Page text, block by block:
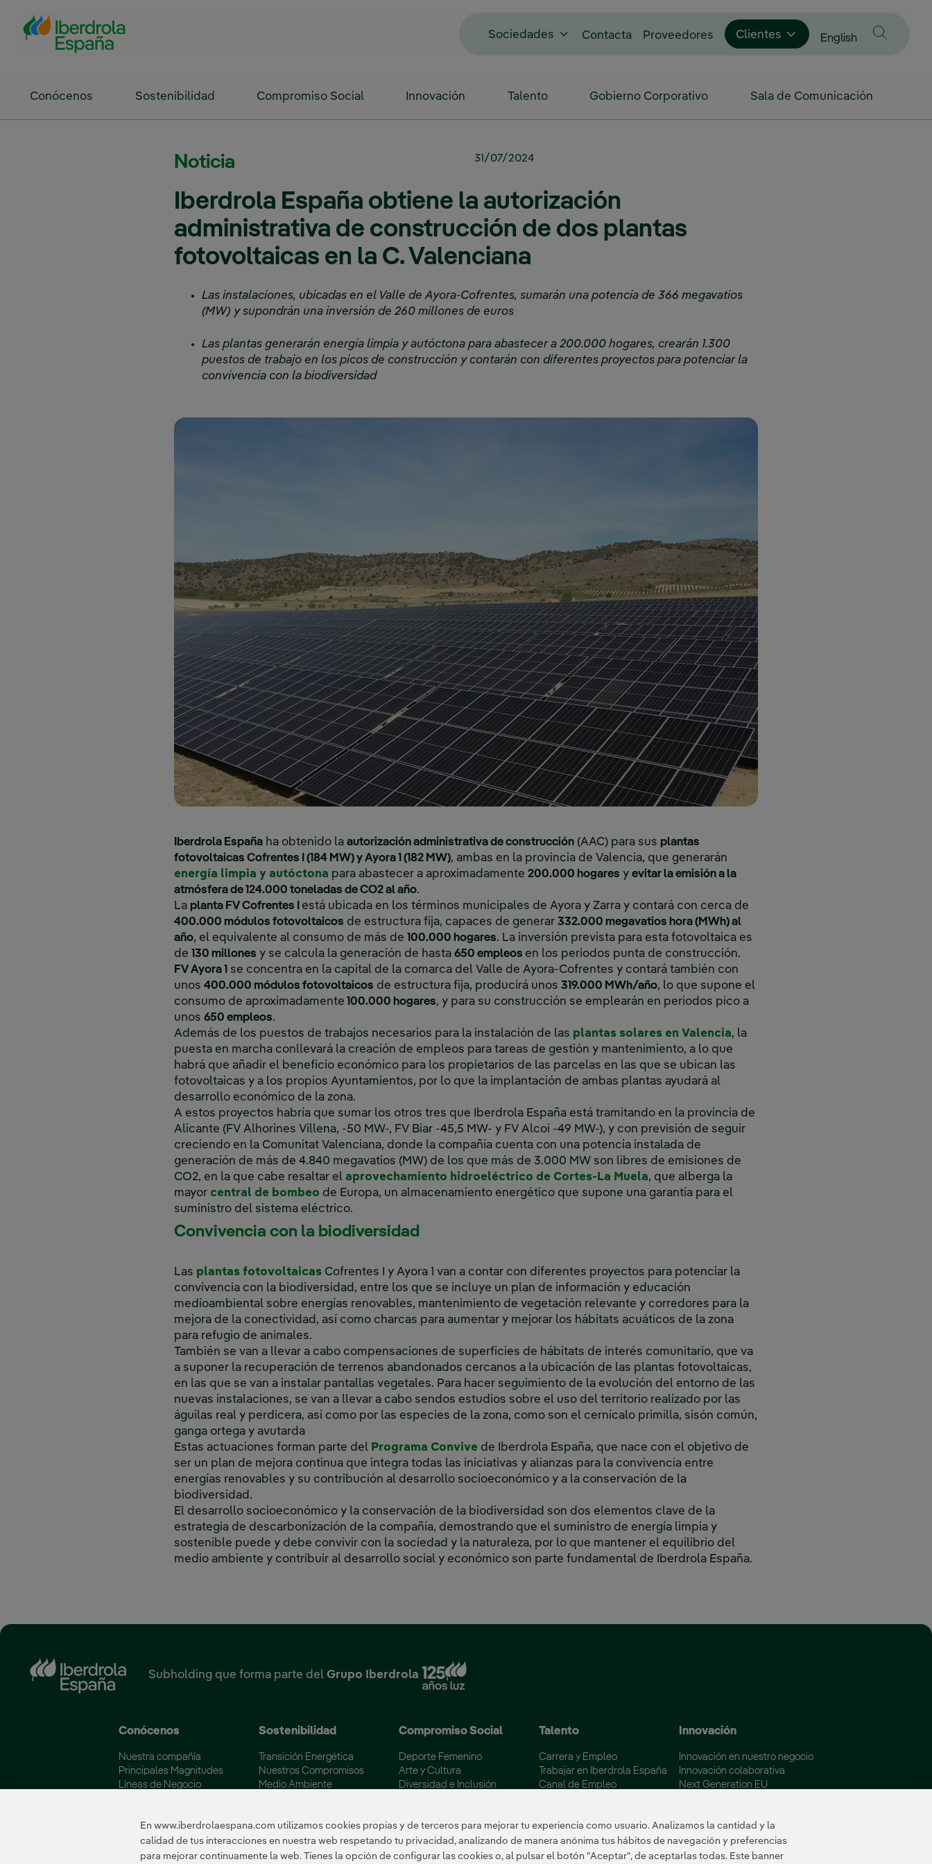
Saltar al contenido principal
Sociedades Contacta ProveedoresEnlace externo, se abre en ventana
Clientes Cambiar idioma a
English
Conócenos Sostenibilidad Compromiso Social Innovación Talento Gobierno Corporativo Sala de Comunicación
Noticia 31/07/2024
Iberdrola España obtiene la autorización
administrativa de construcción de dos plantas
fotovoltaicas en la C. Valenciana
Las instalaciones, ubicadas en el Valle de Ayora-Cofrentes, sumarán una potencia de 366 megavatios
(MW) y supondrán una inversión de 260 millones de euros
Las plantas generarán energía limpia y autóctona para abastecer a 200.000 hogares, crearán 1.300
puestos de trabajo en los picos de construcción y contarán con diferentes proyectos para potenciar la
convivencia con la biodiversidad
Iberdrola España ha obtenido la autorización administrativa de construcción (AAC) para sus plantas
fotovoltaicas Cofrentes I (184 MW) y Ayora 1 (182 MW), ambas en la provincia de Valencia, que generarán
energía limpia y autóctona Enlace externo, se abre en ventana nueva.
para abastecer a aproximadamente 200.000 hogares y evitar la emisión a la
atmósfera de 124.000 toneladas de CO2 al año.
La planta FV Cofrentes I está ubicada en los términos municipales de Ayora y Zarra y contará con cerca de
400.000 módulos fotovoltaicos de estructura fija, capaces de generar 332.000 megavatios hora (MWh) al
año, el equivalente al consumo de más de 100.000 hogares. La inversión prevista para esta fotovoltaica es
de 130 millones y se calcula la generación de hasta 650 empleos en los periodos punta de construcción.
FV Ayora 1 se concentra en la capital de la comarca del Valle de Ayora-Cofrentes y contará también con
unos 400.000 módulos fotovoltaicos de estructura fija, producirá unos 319.000 MWh/año, lo que supone el
consumo de aproximadamente 100.000 hogares, y para su construcción se emplearán en periodos pico a
unos 650 empleos.
Además de los puestos de trabajos necesarios para la instalación de las plantas solares en Valencia, la
puesta en marcha conllevará la creación de empleos para tareas de gestión y mantenimiento, a lo que
habrá que añadir el beneficio económico para los propietarios de las parcelas en las que se ubican las
fotovoltaicas y a los propios Ayuntamientos, por lo que la implantación de ambas plantas ayudará al
desarrollo económico de la zona.
A estos proyectos habría que sumar los otros tres que Iberdrola España está tramitando en la provincia de
Alicante (FV Alhorines Villena, -50 MW-, FV Biar -45,5 MW- y FV Alcoi -49 MW-), y con previsión de seguir
creciendo en la Comunitat Valenciana, donde la compañía cuenta con una potencia instalada de
generación de más de 4.840 megavatios (MW) de los que más de 3.000 MW son libres de emisiones de
CO2, en la que cabe resaltar el aprovechamiento hidroeléctrico de Cortes-La MuelaEnlace externo, se abre en ventana nueva.
, que alberga la
mayor central de bombeo de Europa, un almacenamiento energético que supone una garantía para el
suministro del sistema eléctrico.
Convivencia con la biodiversidad
Las plantas fotovoltaicas Cofrentes I y Ayora 1 van a contar con diferentes proyectos para potenciar la
convivencia con la biodiversidad, entre los que se incluye un plan de información y educación
medioambiental sobre energías renovables, mantenimiento de vegetación relevante y corredores para la
mejora de la conectividad, así como charcas para aumentar y mejorar los hábitats acuáticos de la zona
para refugio de animales.
También se van a llevar a cabo compensaciones de superficies de hábitats de interés comunitario, que va
a suponer la recuperación de terrenos abandonados cercanos a la ubicación de las plantas fotovoltaicas,
en las que se van a instalar pantallas vegetales. Para hacer seguimiento de la evolución del entorno de las
nuevas instalaciones, se van a llevar a cabo sendos estudios sobre el uso del territorio realizado por las
águilas real y perdicera, así como por las especies de la zona, como son el cernícalo primilla, sisón común,
ganga ortega y avutarda
Estas actuaciones forman parte del Programa ConviveEnlace externo, se abre en ventana nueva.
de Iberdrola España, que nace con el objetivo de
ser un plan de mejora continua que integra todas las iniciativas y alianzas para la convivencia entre
energías renovables y su contribución al desarrollo socioeconómico y a la conservación de la
biodiversidad.
El desarrollo socioeconómico y la conservación de la biodiversidad son dos elementos clave de la
estrategia de descarbonización de la compañía, demostrando que el suministro de energía limpia y
sostenible puede y debe convivir con la sociedad y la naturaleza, por lo que mantener el equilibrio del
medio ambiente y contribuir al desarrollo social y económico son parte fundamental de Iberdrola España.
Subholding que forma parte del Grupo Iberdrola Enlace externo, se abre en ventana nueva.
Conócenos
Nuestra compañía
Principales Magnitudes
Líneas de Negocio
Sostenibilidad
Transición Energética
Nuestros Compromisos
Medio Ambiente
Compromiso Social
Deporte Femenino
Arte y Cultura
Diversidad e Inclusión
Talento
Carrera y Empleo
Trabajar en Iberdrola España
Canal de Empleo
Innovación
Innovación en nuestro negocio
Innovación colaborativa
Next Generation EU
En www.iberdrolaespana.com utilizamos cookies propias y de terceros para mejorar tu experiencia como usuario. Analizamos la cantidad y la
calidad de tus interacciones en nuestra web respetando tu privacidad, analizando de manera anónima tus hábitos de navegación y preferencias
para mejorar continuamente la web. Tienes la opción de configurar las cookies o, al pulsar el botón "Aceptar", de aceptarlas todas. Este banner